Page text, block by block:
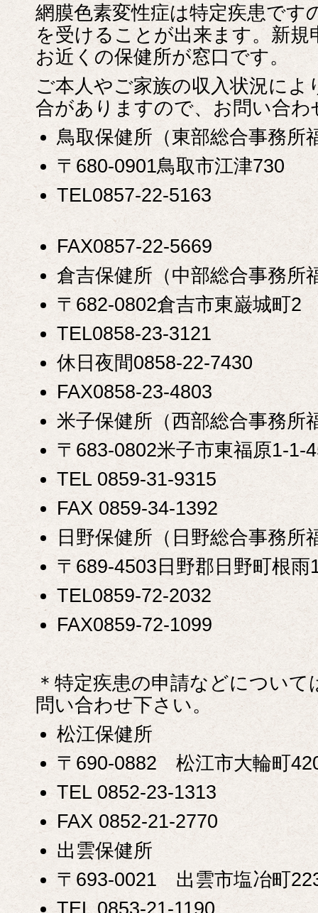
網膜色素変性症は特定疾患です
を受けることが出来ます。新
お近くの保健所が窓口です。
ご本人やご家族の収入状況に
合がありますので、お問い合わ
鳥取保健所（東部総合事務所
〒680-0901鳥取市江津730
TEL0857-22-5163
FAX0857-22-5669
倉吉保健所（中部総合事務所
〒682-0802倉吉市東巌城町2
TEL0858-23-3121
休日夜間0858-22-7430
FAX0858-23-4803
米子保健所（西部総合事務所
〒683-0802米子市東福原1-1-
TEL 0859-31-9315
FAX 0859-34-1392
日野保健所（日野総合事務所
〒689-4503日野郡日野町根雨
TEL0859-72-2032
FAX0859-72-1099
＊特定疾患の申請などについ
問い合わせ下さい。
松江保健所
〒690-0882 松江市大輪町
TEL 0852-23-1313
FAX 0852-21-2770
出雲保健所
〒693-0021 出雲市塩冶町
TEL 0853-21-1190